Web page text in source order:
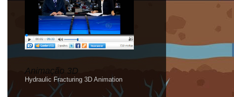
Animação 3D
Hydraulic Fracturing 3D Animation